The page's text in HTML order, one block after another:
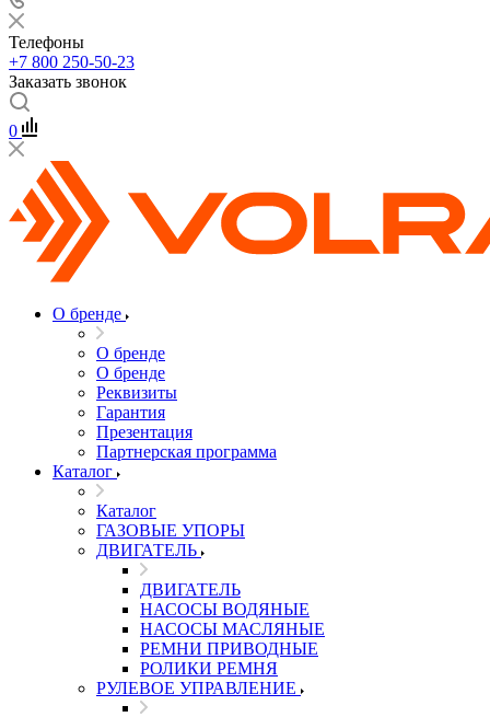
Телефоны
+7 800 250-50-23
Заказать звонок
0
О бренде
О бренде
О бренде
Реквизиты
Гарантия
Презентация
Партнерская программа
Каталог
Каталог
ГАЗОВЫЕ УПОРЫ
ДВИГАТЕЛЬ
ДВИГАТЕЛЬ
НАСОСЫ ВОДЯНЫЕ
НАСОСЫ МАСЛЯНЫЕ
РЕМНИ ПРИВОДНЫЕ
РОЛИКИ РЕМНЯ
РУЛЕВОЕ УПРАВЛЕНИЕ